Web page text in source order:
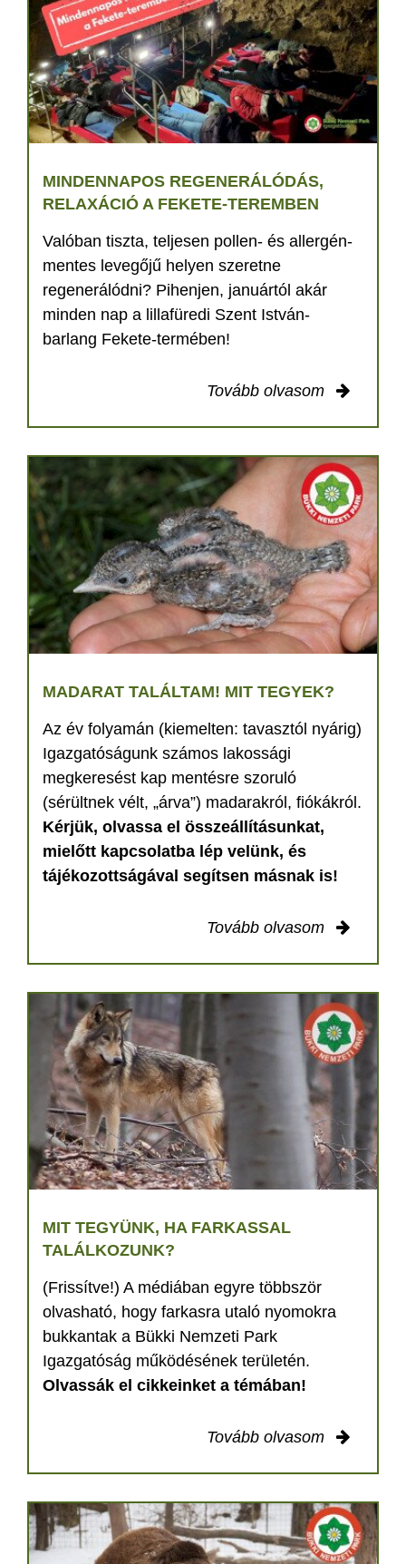
MINDENNAPOS REGENERÁLÓDÁS,
RELAXÁCIÓ A FEKETE-TEREMBEN
Valóban tiszta, teljesen pollen- és allergén-
mentes levegőjű helyen szeretne
regenerálódni? Pihenjen, januártól akár
minden nap a lillafüredi Szent István-
barlang Fekete-termében!
Tovább olvasom
MADARAT TALÁLTAM! MIT TEGYEK?
Az év folyamán (kiemelten: tavasztól nyárig)
Igazgatóságunk számos lakossági
megkeresést kap mentésre szoruló
(sérültnek vélt, „árva”) madarakról, fiókákról.
Kérjük, olvassa el összeállításunkat,
mielőtt kapcsolatba lép velünk, és
tájékozottságával segítsen másnak is!
Tovább olvasom
MIT TEGYÜNK, HA FARKASSAL
TALÁLKOZUNK?
(Frissítve!) A médiában egyre többször
olvasható, hogy farkasra utaló nyomokra
bukkantak a Bükki Nemzeti Park
Igazgatóság működésének területén.
Olvassák el cikkeinket a témában!
Tovább olvasom